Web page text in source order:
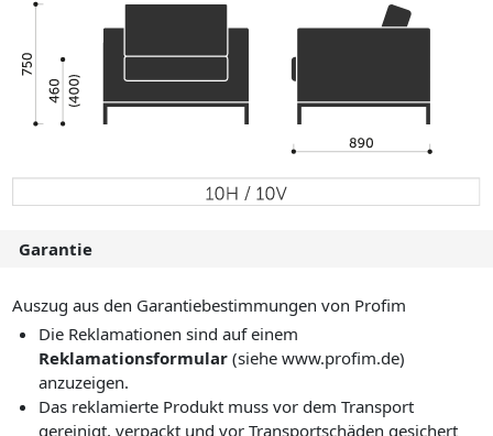
Garantie
Auszug aus den Garantiebestimmungen von Profim
Die Reklamationen sind auf einem
Reklamationsformular (siehe www.profim.de)
anzuzeigen.
Das reklamierte Produkt muss vor dem Transport
gereinigt, verpackt und vor Transportschäden gesichert